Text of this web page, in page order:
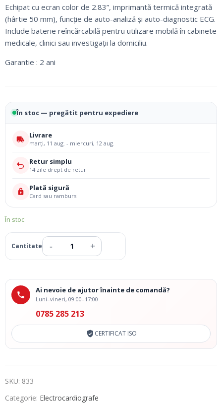
Echipat cu ecran color de 2.83”, imprimantă termică integrată
(hârtie 50 mm), funcție de auto-analiză și auto-diagnostic ECG.
Include baterie reîncărcabilă pentru utilizare mobilă în cabinete
medicale, clinici sau investigații la domiciliu.
Garantie : 2 ani
În stoc — pregătit pentru expediere
Livrare
marți, 11 aug. - miercuri, 12 aug.
Retur simplu
14 zile drept de retur
Plată sigură
Card sau ramburs
În stoc
Ai nevoie de ajutor înainte de comandă?
Luni–vineri, 09:00–17:00
0785 285 213
CERTIFICAT ISO
SKU: 833
Categorie: Electrocardiografe